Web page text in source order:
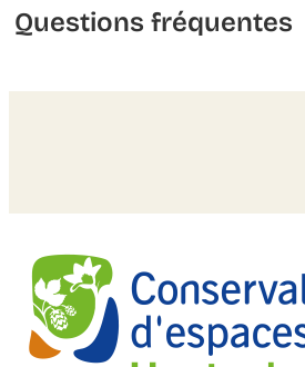
Questions fréquentes